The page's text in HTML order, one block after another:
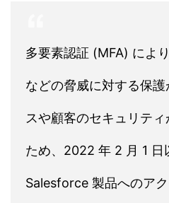
多要素認証 (MFA) によ
などの脅威に対する保
スや顧客のセキュリテ
ため、2022 年 2 月 1 日
Salesforce 製品へのア